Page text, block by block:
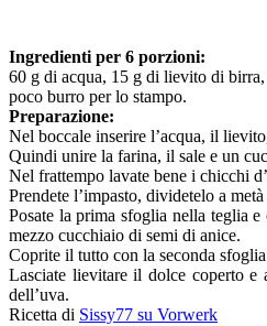
Ingredienti per 6 porzioni:
60 g di acqua, 15 g di lievito di
poco burro per lo stampo.
Preparazione:
Nel boccale inserire l’acqua, il
Quindi unire la farina, il sale e un
Nel frattempo lavate bene i chicchi
Prendete l’impasto, dividetelo a
Posate la prima sfoglia nella teglia
mezzo cucchiaio di semi di anice.
Coprite il tutto con la seconda
Lasciate lievitare il dolce coperto e
dell’uva.
Ricetta di Sissy77 su Vorwerk